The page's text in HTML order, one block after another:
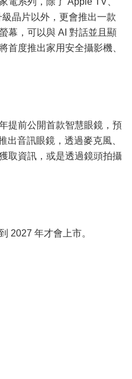
晶片以外，更會推出一款
幕，可以與 AI 對話並且顯
首度推出家用安全攝影機、
提前公開首款智慧眼鏡，預
出音訊眼鏡，透過麥克風、
取資訊，或是透過鏡頭拍攝
2027 年才會上市。